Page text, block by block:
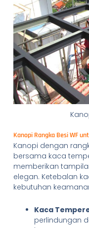
Kanopi Rangka Besi WF
Kanopi dengan
bersama kaca
memberikan
elegan. Ketebalan
kebutuhan
Kaca
perlindungan